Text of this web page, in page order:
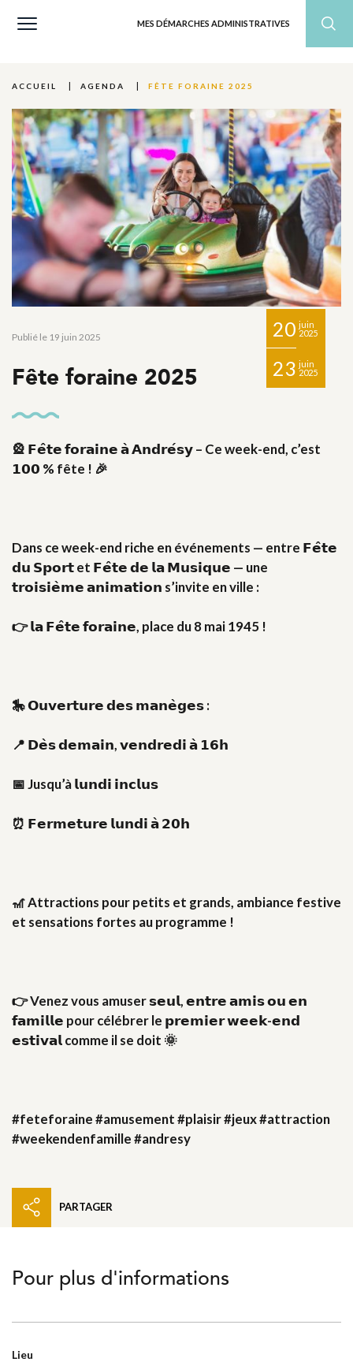
MES DÉMARCHES ADMINISTRATIVES
ACCUEIL AGENDA FÊTE FORAINE 2025
Publié le 19 juin 2025 20 juin
2025
23 juin
2025
Fête foraine 2025
🎡 𝗙𝗲̂𝘁𝗲 𝗳𝗼𝗿𝗮𝗶𝗻𝗲 𝗮̀ 𝗔𝗻𝗱𝗿𝗲́𝘀𝘆 – Ce week-end, c’est
𝟭𝟬𝟬 % fête ! 🎉
Dans ce week-end riche en événements — entre 𝗙𝗲̂𝘁𝗲
𝗱𝘂 𝗦𝗽𝗼𝗿𝘁 et 𝗙𝗲̂𝘁𝗲 𝗱𝗲 𝗹𝗮 𝗠𝘂𝘀𝗶𝗾𝘂𝗲 — une
𝘁𝗿𝗼𝗶𝘀𝗶𝗲̀𝗺𝗲 𝗮𝗻𝗶𝗺𝗮𝘁𝗶𝗼𝗻 s’invite en ville :
👉 𝗹𝗮 𝗙𝗲̂𝘁𝗲 𝗳𝗼𝗿𝗮𝗶𝗻𝗲, place du 8 mai 1945 !
🎠 𝗢𝘂𝘃𝗲𝗿𝘁𝘂𝗿𝗲 𝗱𝗲𝘀 𝗺𝗮𝗻𝗲̀𝗴𝗲𝘀 :
📍 𝗗𝗲̀𝘀 𝗱𝗲𝗺𝗮𝗶𝗻, 𝘃𝗲𝗻𝗱𝗿𝗲𝗱𝗶 𝗮̀ 𝟭𝟲𝗵
📅 Jusqu’à 𝗹𝘂𝗻𝗱𝗶 𝗶𝗻𝗰𝗹𝘂𝘀
⏰ 𝗙𝗲𝗿𝗺𝗲𝘁𝘂𝗿𝗲 𝗹𝘂𝗻𝗱𝗶 𝗮̀ 𝟮𝟬𝗵
🎢 Attractions pour petits et grands, ambiance festive
et sensations fortes au programme !
👉 Venez vous amuser 𝘀𝗲𝘂𝗹, 𝗲𝗻𝘁𝗿𝗲 𝗮𝗺𝗶𝘀 𝗼𝘂 𝗲𝗻
𝗳𝗮𝗺𝗶𝗹𝗹𝗲 pour célébrer le 𝗽𝗿𝗲𝗺𝗶𝗲𝗿 𝘄𝗲𝗲𝗸-𝗲𝗻𝗱
𝗲𝘀𝘁𝗶𝘃𝗮𝗹 comme il se doit 🌞
#feteforaine #amusement #plaisir #jeux #attraction
#weekendenfamille #andresy
PARTAGER
Pour plus d'informations
Lieu